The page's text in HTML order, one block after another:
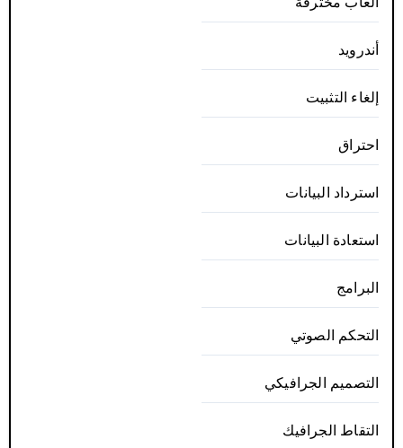
أندرويد
إلغاء التثبيت
احتراق
استرداد البيانات
استعادة البيانات
البرامج
التحكم الصوتي
التصميم الجرافيكي
التقاط الجرافيك